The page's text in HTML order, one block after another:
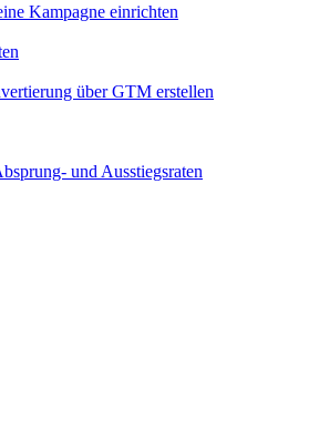
Kampagne einrichten
über GTM erstellen
und Ausstiegsraten